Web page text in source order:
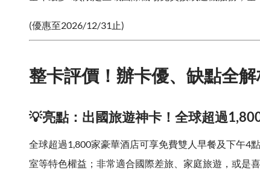
(優惠至2026/12/31止)
整卡評價！辦卡優、缺點全
💡亮點：出國旅遊神卡！全球超過
全球超過1,800家豪華酒店可享免費雙人早餐及下午4
室等特色權益；非常適合國際差旅、家庭旅遊，或是